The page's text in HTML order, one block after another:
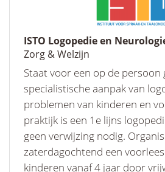
ISTO Logopedie en
Zorg & Welzijn
Staat voor een op de persoon
specialistische aanpak van
problemen van kinderen en
praktijk is een 1e lijns
geen verwijzing nodig.
zaterdagochtend een
kinderen vanaf 4 jaar door